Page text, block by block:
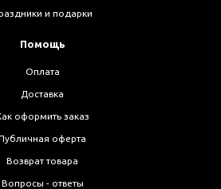
и подарки
Помощь
Оплата
Доставка
оформить заказ
оферта
Возврат товара
Вопросы - ответы